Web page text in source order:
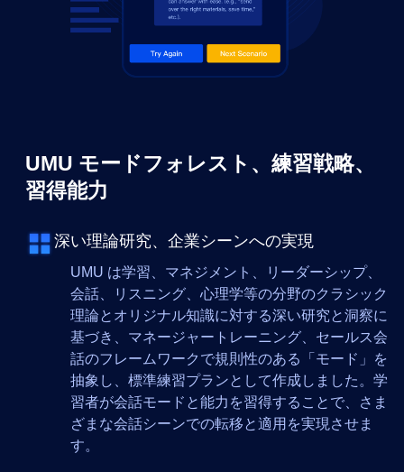
UMU モードフォレスト、練習戦略、
習得能力
深い理論研究、企業シーンへの実現
UMU は学習、マネジメント、リーダーシップ、
会話、リスニング、心理学等の分野のクラシック
理論とオリジナル知識に対する深い研究と洞察に
基づき、マネージャートレーニング、セールス会
話のフレームワークで規則性のある「モード」を
抽象し、標準練習プランとして作成しました。学
習者が会話モードと能力を習得することで、さま
ざまな会話シーンでの転移と適用を実現させま
す。